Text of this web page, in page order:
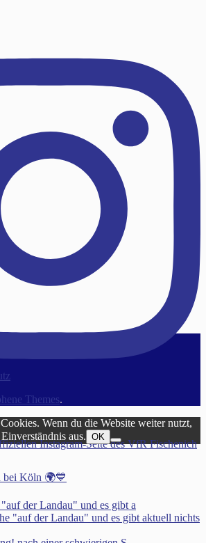
Instagram-Seite des VfR Fischenich
bei Köln 🌍💙
der Landau" und es gibt a
Themes.
Wenn du die Website weiter nutzt,
aus. OK